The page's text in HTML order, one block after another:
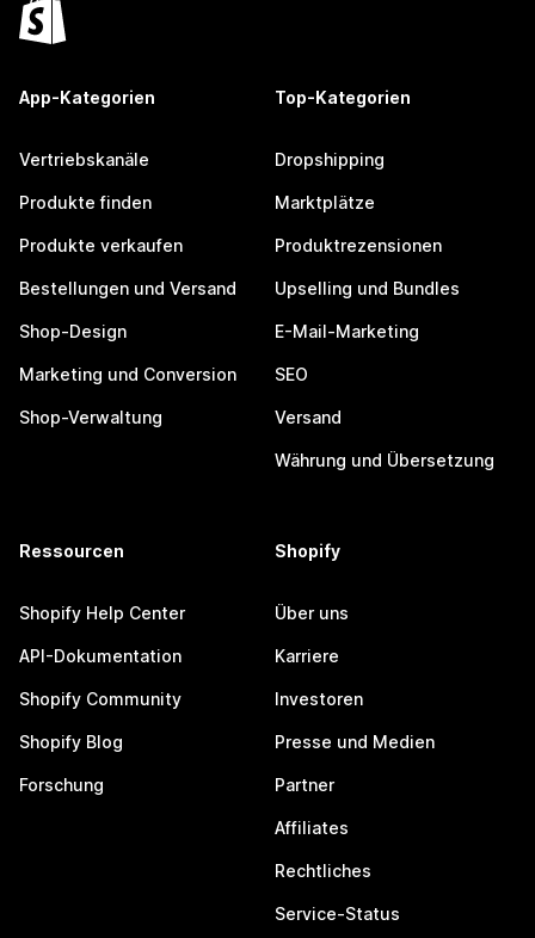
App-Kategorien
Vertriebskanäle
Produkte finden
Produkte verkaufen
Bestellungen und Versand
Shop-Design
Marketing und Conversion
Shop-Verwaltung
Top-Kategorien
Dropshipping
Marktplätze
Produktrezensionen
Upselling und Bundles
E-Mail-Marketing
SEO
Versand
Währung und Übersetzung
Ressourcen
Shopify Help Center
API-Dokumentation
Shopify Community
Shopify Blog
Forschung
Shopify
Über uns
Karriere
Investoren
Presse und Medien
Partner
Affiliates
Rechtliches
Service-Status